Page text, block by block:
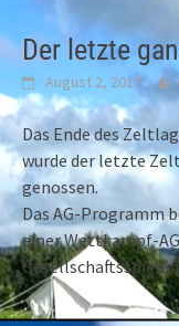
Der letzte
August 2, 2017
Das Ende des
wurde der letzte
genossen.
Das AG-Programm
einer Wettkampf-